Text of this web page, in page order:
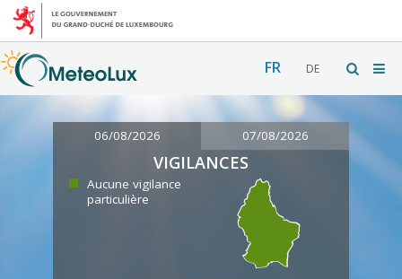
FR DE
06/08/2026 07/08/2026
VIGILANCES
Aucune vigilance
particulière